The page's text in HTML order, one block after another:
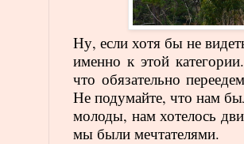
Ну, если хотя бы не
именно к этой
что обязательно
Не подумайте, что нам
молоды, нам хотелось
мы были мечтателями.